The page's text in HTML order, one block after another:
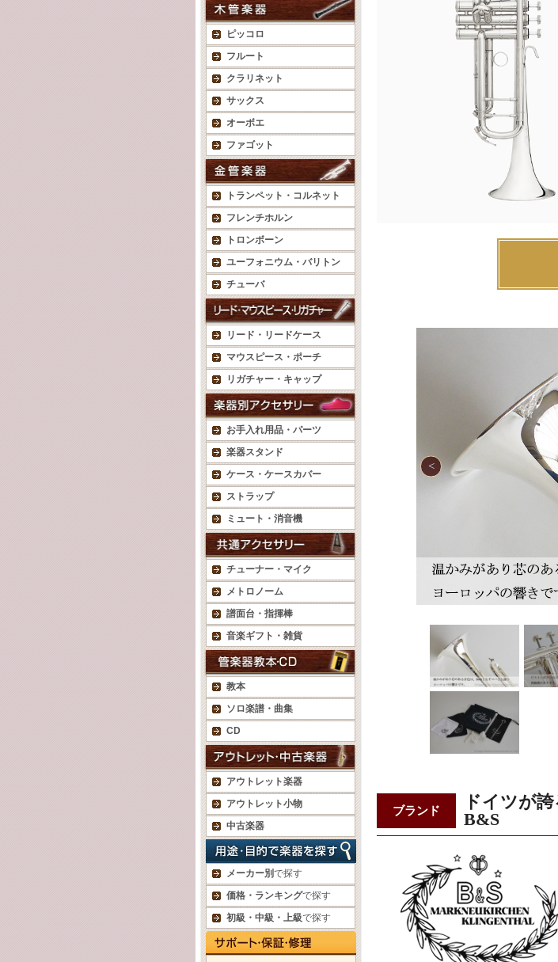
ピッコロ
フルート
クラリネット
サックス
オーボエ
ファゴット
トランペット・コルネット
フレンチホルン
トロンボーン
ユーフォニウム・バリトン
チューバ
リード・リードケース
マウスピース・ポーチ
リガチャー・キャップ
お手入れ用品・パーツ
楽器スタンド
ケース・ケースカバー
ストラップ
ミュート・消音機
チューナー・マイク
メトロノーム
譜面台・指揮棒
音楽ギフト・雑貨
教本
ソロ楽譜・曲集
CD
アウトレット楽器
アウトレット小物
中古楽器
メーカー別で探す
価格・ランキングで探す
初級・中級・上級で探す
ブランド
ドイツが
B&S